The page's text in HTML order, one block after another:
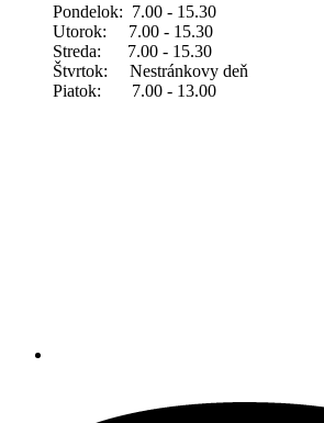
Pondelok: 7.00 - 15.30
Utorok: 7.00 - 15.30
Streda: 7.00 - 15.30
Štvrtok: Nestránkovy deň
Piatok: 7.00 - 13.00